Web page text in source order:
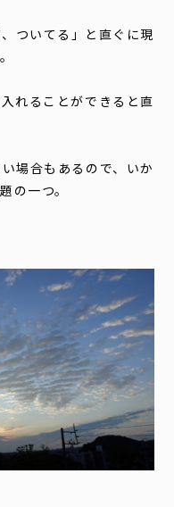
ついてる」と直ぐに現
れることができると直
場合もあるので、いか
の一つ。